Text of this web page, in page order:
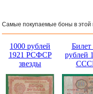
Самые покупаемые боны в этой
1000 рублей
1921 РСФСР
звезды
Билет
рублей